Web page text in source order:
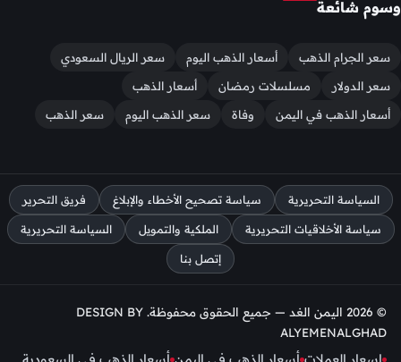
وسوم شائعة
سعر الجرام الذهب أسعار الذهب اليوم
سعر الريال السعودي
سعر الدولار
مسلسلات رمضان
أسعار الذهب
أسعار الذهب في اليمن
وفاة سعر الذهب اليوم سعر الذهب
السياسة التحريرية سياسة تصحيح الأخطاء والإبلاغ فريق التحرير
سياسة الأخلاقيات التحريرية الملكية والتمويل السياسة التحريرية
إتصل بنا
© 2026 اليمن الغد — جميع الحقوق محفوظة. DESIGN BY
ALYEMENALGHAD